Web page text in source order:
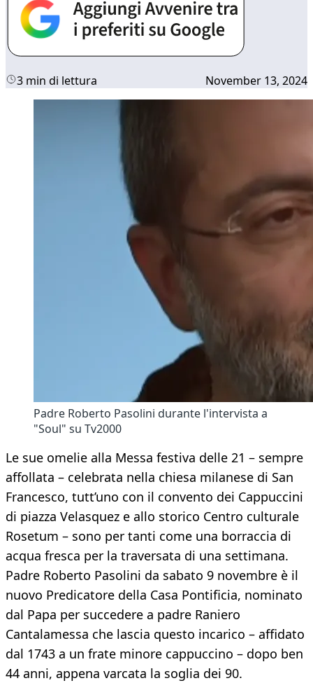
3 min di lettura November 13, 2024
Padre Roberto Pasolini durante l'intervista a
"Soul" su Tv2000
Le sue omelie alla Messa festiva delle 21 – sempre
affollata – celebrata nella chiesa milanese di San
Francesco, tutt’uno con il convento dei Cappuccini
di piazza Velasquez e allo storico Centro culturale
Rosetum – sono per tanti come una borraccia di
acqua fresca per la traversata di una settimana.
Padre Roberto Pasolini da sabato 9 novembre è il
nuovo Predicatore della Casa Pontificia, nominato
dal Papa per succedere a padre Raniero
Cantalamessa che lascia questo incarico – affidato
dal 1743 a un frate minore cappuccino – dopo ben
44 anni, appena varcata la soglia dei 90.